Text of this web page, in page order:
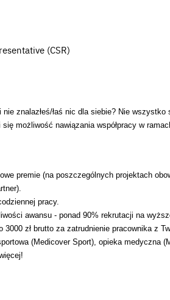
(CSR)
i nie znalazłeś/łaś nic dla siebie? Nie
możliwość nawiązania współpracy w
premie (na poszczególnych projektach
pracy.
awansu - ponad 90% rekrutacji na
3000 zł brutto za zatrudnienie pracownika z
(Medicover Sport), opieka medyczna